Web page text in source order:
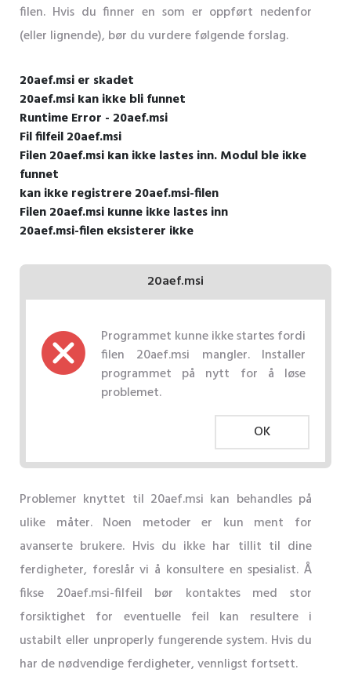
filen. Hvis du finner en som er oppført nedenfor
(eller lignende), bør du vurdere følgende forslag.
20aef.msi er skadet
20aef.msi kan ikke bli funnet
Runtime Error - 20aef.msi
Fil filfeil 20aef.msi
Filen 20aef.msi kan ikke lastes inn. Modul ble ikke
funnet
kan ikke registrere 20aef.msi-filen
Filen 20aef.msi kunne ikke lastes inn
20aef.msi-filen eksisterer ikke
20aef.msi
Programmet kunne ikke startes fordi
filen 20aef.msi mangler. Installer
programmet på nytt for å løse
problemet.
OK
Problemer knyttet til 20aef.msi kan behandles på
ulike måter. Noen metoder er kun ment for
avanserte brukere. Hvis du ikke har tillit til dine
ferdigheter, foreslår vi å konsultere en spesialist. Å
fikse 20aef.msi-filfeil bør kontaktes med stor
forsiktighet for eventuelle feil kan resultere i
ustabilt eller unproperly fungerende system. Hvis du
har de nødvendige ferdigheter, vennligst fortsett.